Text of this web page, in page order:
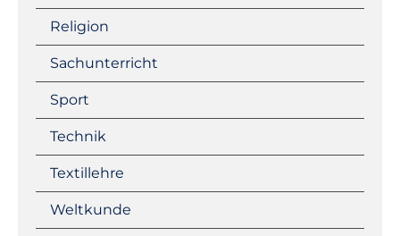
Religion
Sachunterricht
Sport
Technik
Textillehre
Weltkunde